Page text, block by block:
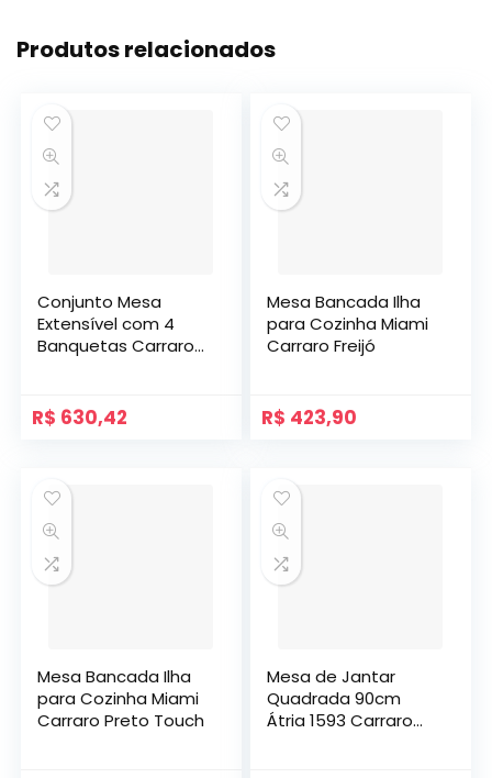
Produtos relacionados
Conjunto Mesa
Extensível com 4
Banquetas Carraro
R$ 630,42
Mesa Bancada Ilha
para Cozinha Miami
Carraro Freijó
R$ 423,90
Mesa Bancada Ilha
para Cozinha Miami
Carraro Preto Touch
Mesa de Jantar
Quadrada 90cm
Átria 1593 Carraro